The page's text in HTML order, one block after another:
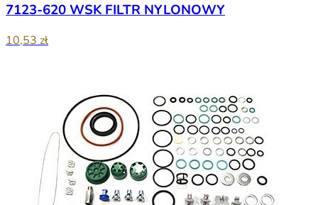
7123-620 WSK FILTR NYLONOWY
10,53 zł